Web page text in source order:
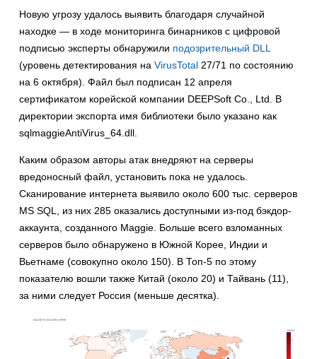
Новую угрозу удалось выявить благодаря случайной
находке — в ходе мониторинга бинарников с цифровой
подписью эксперты обнаружили подозрительный DLL
(уровень детектирования на VirusTotal 27/71 по состоянию
на 6 октября). Файл был подписан 12 апреля
сертификатом корейской компании DEEPSoft Co., Ltd. В
директории экспорта имя библиотеки было указано как
sqlmaggieAntiVirus_64.dll.
Каким образом авторы атак внедряют на серверы
вредоносный файл, установить пока не удалось.
Сканирование интернета выявило около 600 тыс. серверов
MS SQL, из них 285 оказались доступными из-под бэкдор-
аккаунта, созданного Maggie. Больше всего взломанных
серверов было обнаружено в Южной Корее, Индии и
Вьетнаме (совокупно около 150). В Топ-5 по этому
показателю вошли также Китай (около 20) и Тайвань (11),
за ними следует Россия (меньше десятка).